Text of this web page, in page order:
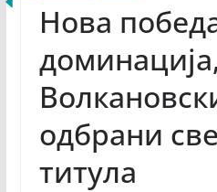
Нова
одбрани
титула